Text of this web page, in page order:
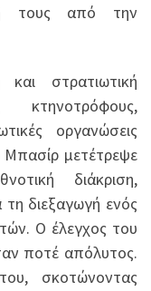
τους από την
στρατιωτική
οργανώσεις
μετέτρεψε
διάκριση,
διεξαγωγή ενός
Ο έλεγχος του
ποτέ απόλυτος.
σκοτώνοντας